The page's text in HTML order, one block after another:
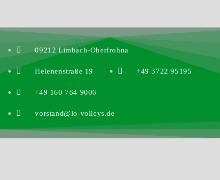
09212 Limbach-Oberfrohna
Helenenstraße 19 +49 3722 95195
+49 160 784 9006
vorstand@lo-volleys.de